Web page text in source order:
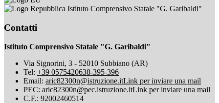
Istituto Comprensivo Statale "G. Garibaldi"
Contatti
Istituto Comprensivo Statale "G. Garibaldi"
Via Signorini, 3 - 52010 Subbiano (AR)
Tel: +39 0575420638-395-396
Email: aric82300n@istruzione.itLink per inviare una mail
PEC: aric82300n@pec.istruzione.itLink per inviare una mail
C.F.: 92002460514